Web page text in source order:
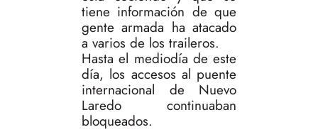
tiene información de que
gente armada ha atacado
a varios de los traileros.
Hasta el mediodía de este
día, los accesos al puente
internacional de Nuevo
Laredo continuaban
bloqueados.